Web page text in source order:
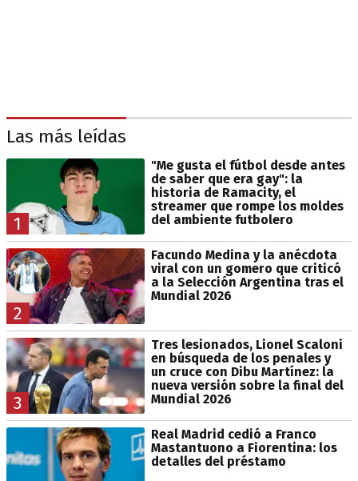
Las más leídas
1
"Me gusta el fútbol desde antes
de saber que era gay": la
historia de Ramacity, el
streamer que rompe los moldes
del ambiente futbolero
2
Facundo Medina y la anécdota
viral con un gomero que criticó
a la Selección Argentina tras el
Mundial 2026
3
Tres lesionados, Lionel Scaloni
en búsqueda de los penales y
un cruce con Dibu Martínez: la
nueva versión sobre la final del
Mundial 2026
Real Madrid cedió a Franco
Mastantuono a Fiorentina: los
detalles del préstamo